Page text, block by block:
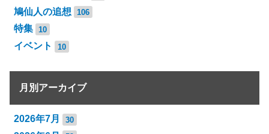
鳩仙人の追想 106
特集 10
イベント 10
月別アーカイブ
2026年7月 30